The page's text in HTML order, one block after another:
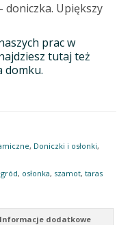
doniczka. Upiększy
prac w
tutaj też
domku.
, Doniczki i osłonki,
, osłonka, szamot, taras
Informacje dodatkowe